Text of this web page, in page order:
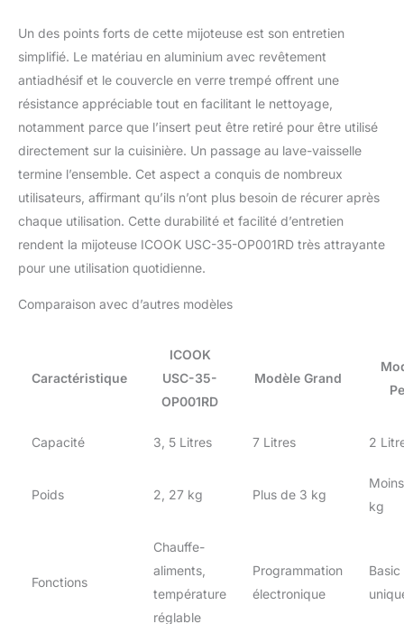
Capacité de 3,5 litres :
permet de servir six
entrées ou quatre
portions principales
confortablement, idéal
pour les familles.
Un des points forts de cette mijoteuse est son entretien
simplifié. Le matériau en aluminium avec revêtement
antiadhésif et le couvercle en verre trempé offrent une
résistance appréciable tout en facilitant le nettoyage,
notamment parce que l’insert peut être retiré pour être utilisé
directement sur la cuisinière. Un passage au lave-vaisselle
termine l’ensemble. Cet aspect a conquis de nombreux
utilisateurs, affirmant qu’ils n’ont plus besoin de récurer après
chaque utilisation. Cette durabilité et facilité d’entretien
rendent la mijoteuse ICOOK USC-35-OP001RD très attrayante
pour une utilisation quotidienne.
Comparaison avec d’autres modèles
Caractéristique
ICOOK
USC-35-
OP001RD
Modèle Grand
Capacité 3, 5 Litres 7 Litres 2
Poids 2, 27 kg Plus de 3 kg
kg
Fonctions
Chauffe-
aliments,
température
réglable
Programmation
électronique
Basic